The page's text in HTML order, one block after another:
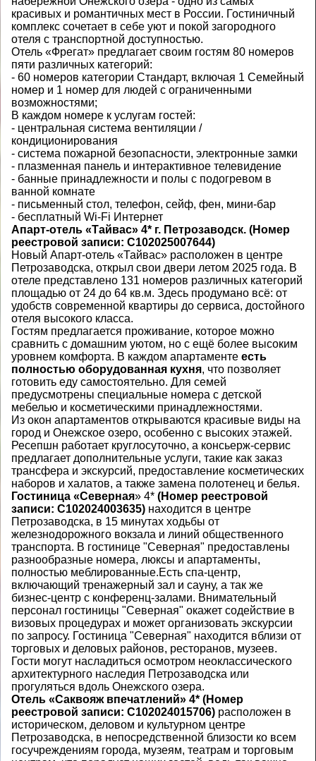
красивых и романтичных мест в России. Гостиничный
комплекс сочетает в себе уют и покой загородного
отеля с транспортной доступностью.
Отель «Фрегат» предлагает своим гостям 80 номеров
пяти различных категорий:
- 60 номеров категории Стандарт, включая 1 Семейный
номер и 1 номер для людей с ограниченными
возможностями;
В каждом номере к услугам гостей:
- центральная система вентиляции /
кондиционирования
- система пожарной безопасности, электронные замки
- плазменная панель и интерактивное телевидение
- банные принадлежности и полы с подогревом в
ванной комнате
- письменный стол, телефон, сейф, фен, мини-бар
- бесплатный Wi-Fi Интернет
Апарт-отель «Тайвас» 4* г. Петрозаводск. (Номер
реестровой записи: С102025007644)
Новый Апарт-отель «Тайвас» расположен в центре
Петрозаводска, открыл свои двери летом 2025 года. В
отеле представлено 131 номеров различных категорий
площадью от 24 до 64 кв.м. Здесь продумано всё: от
удобств современной квартиры до сервиса, достойного
отеля высокого класса.
Гостям предлагается проживание, которое можно
сравнить с домашним уютом, но с ещё более высоким
уровнем комфорта. В каждом апартаменте есть
полностью оборудованная кухня, что позволяет
готовить еду самостоятельно. Для семей
предусмотрены специальные номера с детской
мебелью и косметическими принадлежностями.
Из окон апартаментов открываются красивые виды на
город и Онежское озеро, особенно с высоких этажей.
Ресепшн работает круглосуточно, а консьерж-сервис
предлагает дополнительные услуги, такие как заказ
трансфера и экскурсий, предоставление косметических
наборов и халатов, а также замена полотенец и белья.
Гостиница «Северная» 4* (Номер реестровой
записи: С102024003635) находится в центре
Петрозаводска, в 15 минутах ходьбы от
железнодорожного вокзала и линий общественного
транспорта. В гостинице "Северная" предоставлены
разнообразные номера, люксы и апартаменты,
полностью меблированные.Есть спа-центр,
включающий тренажерный зал и сауну, а так же
бизнес-центр с конференц-залами. Внимательный
персонал гостиницы "Северная" окажет содействие в
визовых процедурах и может организовать экскурсии
по запросу. Гостиница "Северная" находится вблизи от
торговых и деловых районов, ресторанов, музеев.
Гости могут насладиться осмотром неоклассического
архитектурного наследия Петрозаводска или
прогуляться вдоль Онежского озера.
Отель «Саквояж впечатлений» 4* (Номер
реестровой записи: С102024015706) расположен в
историческом, деловом и культурном центре
Петрозаводска, в непосредственной близости ко всем
госучреждениям города, музеям, театрам и торговым